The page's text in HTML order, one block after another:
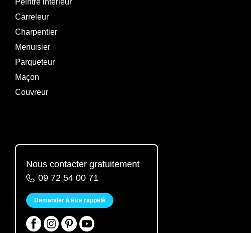
Peintre intérieur
Carreleur
Charpentier
Menuisier
Parqueteur
Maçon
Couvreur
Nous contacter gratuitement
09 72 54 00 71
Demander à être rappelé